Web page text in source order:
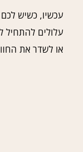
עכשיו, כשיש
עלולים להתחיל
או לשדר את